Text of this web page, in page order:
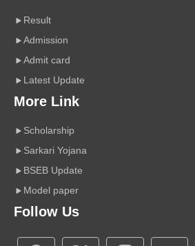
Result
Admission
Admit card
Latest Update
More Link
Scholarship
Sarkari Yojana
BSEB Update
Model paper
Follow Us